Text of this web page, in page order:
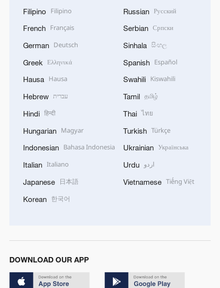
Filipino Filipino
French Français
German Deutsch
Greek Ελληνικά
Hausa Hausa
Hebrew עברית
Hindi हिन्दी
Hungarian Magyar
Indonesian Bahasa Indonesia
Italian Italiano
Japanese 日本語
Korean 한국어
Russian Русский
Serbian Српски
Sinhala සිංහල
Spanish Español
Swahili Kiswahili
Tamil தமிழ்
Thai ไทย
Turkish Türkçe
Ukrainian Українська
Urdu اردو
Vietnamese Tiếng Việt
DOWNLOAD OUR APP